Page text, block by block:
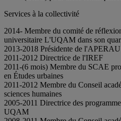
Services à la collectivité
2014- Membre du comité de
universitaire L'UQAM dans son
2013-2018 Présidente de
2011-2012 Directrice de l'IREF
2011-(6 mois) Membre du SCAE
en Études urbaines
2011-2012 Membre du Conseil
sciences humaines
2005-2011 Directrice des
UQAM